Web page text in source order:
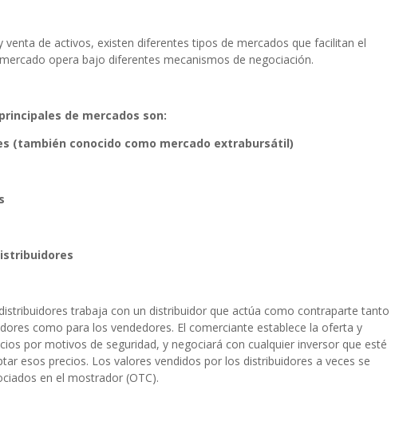
venta de activos, existen diferentes tipos de mercados que facilitan el
opera bajo diferentes mecanismos de negociación.
de mercados son:
(también conocido como mercado extrabursátil)
trabaja con un distribuidor que actúa como contraparte tanto
como para los vendedores. El comerciante establece la oferta y
por motivos de seguridad, y negociará con cualquier inversor que esté
esos precios. Los valores vendidos por los distribuidores a veces se
en el mostrador (OTC).